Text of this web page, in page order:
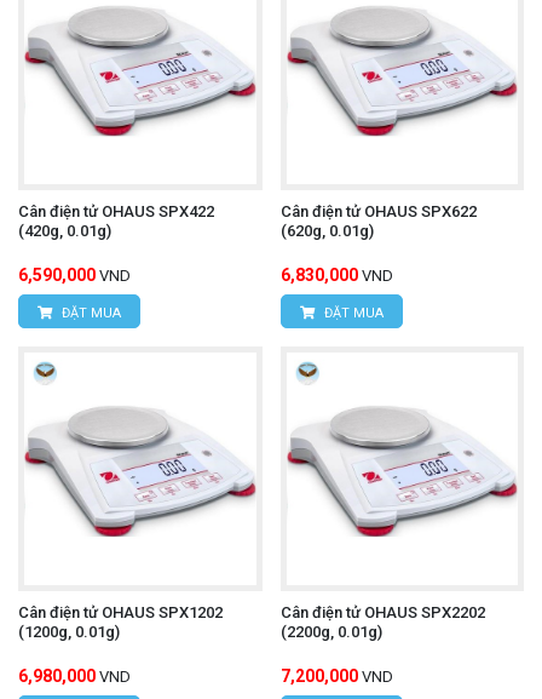
Cân điện tử OHAUS SPX422
(420g, 0.01g)
6,590,000 VND
ĐẶT MUA
Cân điện tử OHAUS SPX622
(620g, 0.01g)
6,830,000 VND
ĐẶT MUA
Cân điện tử OHAUS SPX1202
(1200g, 0.01g)
6,980,000 VND
Cân điện tử OHAUS SPX2202
(2200g, 0.01g)
7,200,000 VND